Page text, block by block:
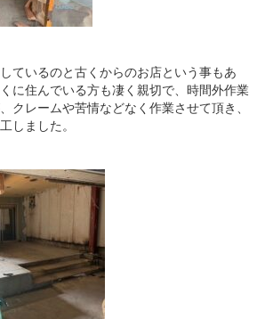
ているのと古くからのお店という事もあ
に住んでいる方も凄く親切で、時間外作業
クレームや苦情などなく作業させて頂き、
しました。